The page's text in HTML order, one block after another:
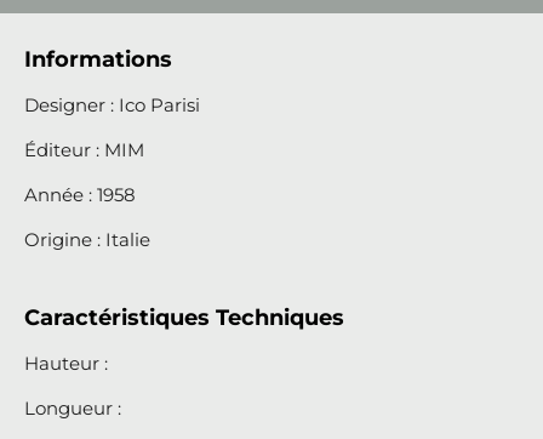
Informations
Designer : Ico Parisi
Éditeur : MIM
Année : 1958
Origine : Italie
Caractéristiques Techniques
Hauteur :
Longueur :